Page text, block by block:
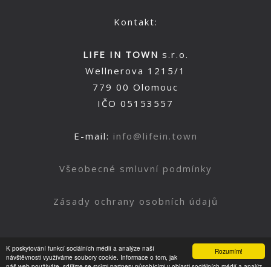
Rozumím!
K poskytování funkcí sociálních médií a analýze naší
návštěvnosti využíváme soubory cookie. Informace o tom, jak
Kontakt:
LIFE IN TOWN s.r.o.
Wellnerova 1215/1
779 00 Olomouc
IČO 05153557
E-mail: info@lifein.town
Všeobecné smluvní podmínky
Zásady ochrany osobních údajů
Nahoru